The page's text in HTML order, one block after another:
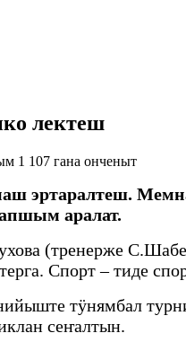
лектеш
1 107 гана онченыт
эртаралтеш.
аралат.
(тренерже
Спорт – тиде
тӱнямбал
сеҥалтын.